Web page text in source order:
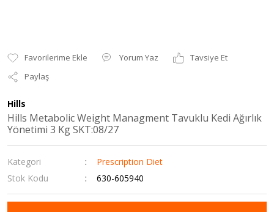
Yorum Yaz
Tavsiye Et
Paylaş
Hills
Hills Metabolic Weight Managment Tavuklu Kedi Ağırlık
Yönetimi 3 Kg SKT:08/27
Kategori
Prescription Diet
Stok Kodu
630-605940